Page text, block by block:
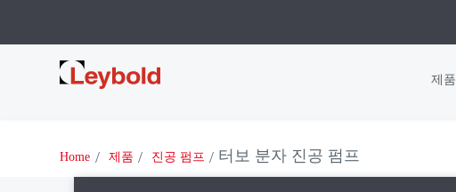
Leybold
제품
Home 제품 진공 펌프 터보 분자 진공 펌프